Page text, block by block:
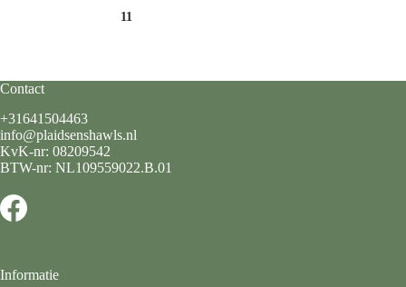
11
Contact
+31641504463
info@plaidsenshawls.nl
KvK-nr: 08209542
BTW-nr: NL109559022.B.01
Informatie